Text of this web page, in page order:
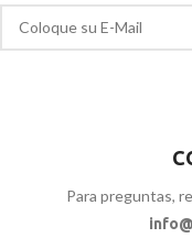
Para preguntas,